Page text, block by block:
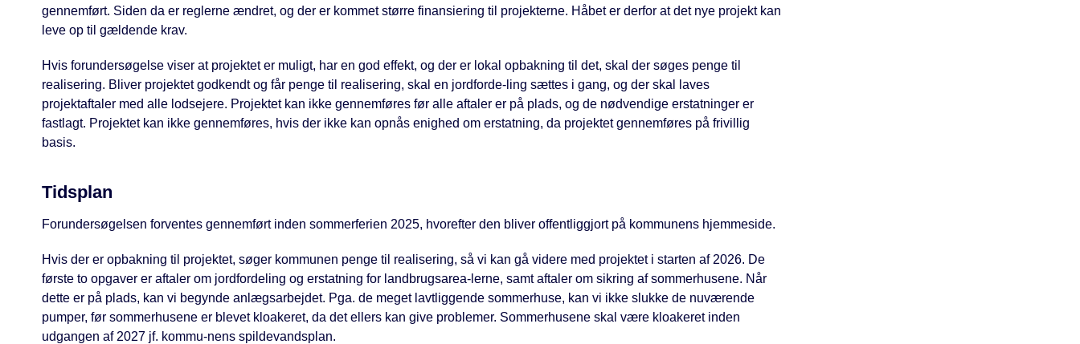
gennemført. Siden da er reglerne ændret, og der er kommet større finansiering til projekterne. Håbet er derfor at det nye projekt kan
leve op til gældende krav.
Hvis forundersøgelse viser at projektet er muligt, har en god effekt, og der er lokal opbakning til det, skal der søges penge til
realisering. Bliver projektet godkendt og får penge til realisering, skal en jordforde-ling sættes i gang, og der skal laves
projektaftaler med alle lodsejere. Projektet kan ikke gennemføres før alle aftaler er på plads, og de nødvendige erstatninger er
fastlagt. Projektet kan ikke gennemføres, hvis der ikke kan opnås enighed om erstatning, da projektet gennemføres på frivillig
basis.
Tidsplan
Forundersøgelsen forventes gennemført inden sommerferien 2025, hvorefter den bliver offentliggjort på kommunens hjemmeside.
Hvis der er opbakning til projektet, søger kommunen penge til realisering, så vi kan gå videre med projektet i starten af 2026. De
første to opgaver er aftaler om jordfordeling og erstatning for landbrugsarea-lerne, samt aftaler om sikring af sommerhusene. Når
dette er på plads, kan vi begynde anlægsarbejdet. Pga. de meget lavtliggende sommerhuse, kan vi ikke slukke de nuværende
pumper, før sommerhusene er blevet kloakeret, da det ellers kan give problemer. Sommerhusene skal være kloakeret inden
udgangen af 2027 jf. kommu-nens spildevandsplan.